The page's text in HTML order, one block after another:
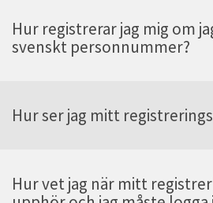
Hur registrerar jag mig om
svenskt personnummer?
Hur ser jag mitt
Hur vet jag när mitt